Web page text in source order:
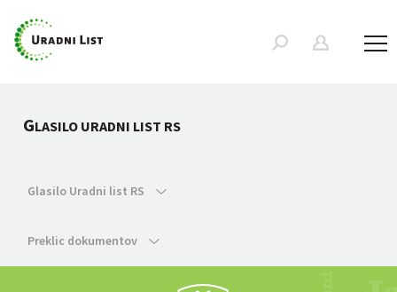
GLASILO URADNI LIST RS
Glasilo Uradni list RS
Preklic dokumentov